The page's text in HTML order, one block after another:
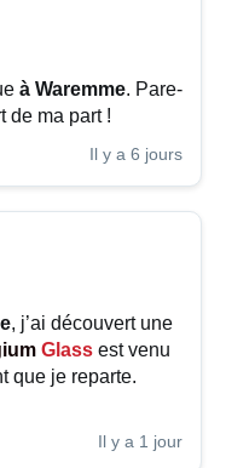
à Waremme. Pare-
de ma part !
Il y a 6 jours
, j’ai découvert une
Glass est venu
que je reparte.
Il y a 1 jour